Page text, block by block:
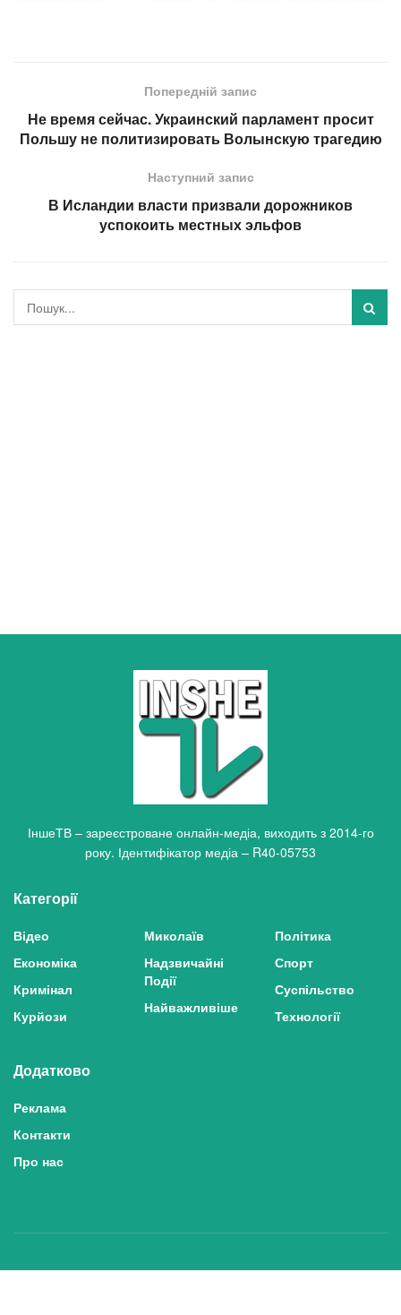
Попередній запис
Не время сейчас. Украинский парламент просит
Польшу не политизировать Волынскую трагедию
Наступний запис
В Исландии власти призвали дорожников
успокоить местных эльфов
ІншеТВ – зареєстроване онлайн-медіа, виходить з 2014-го
року. Ідентифікатор медіа – R40-05753
Категорії
Відео
Економіка
Кримінал
Курйози
Миколаїв
Надзвичайні
Події
Найважливіше
Політика
Спорт
Суспільство
Технології
Додатково
Реклама
Контакти
Про нас
Політика конфіденційності та захисту персональних даних